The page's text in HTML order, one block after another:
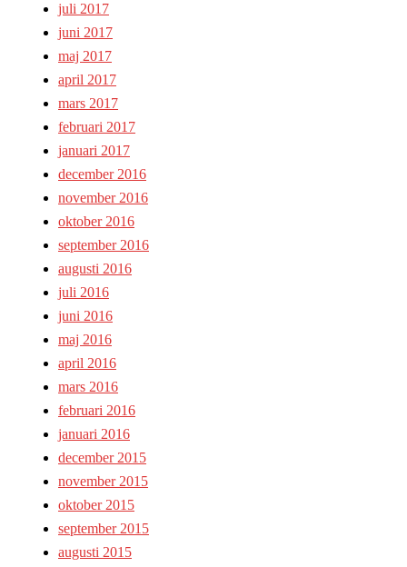
juli 2017
juni 2017
maj 2017
april 2017
mars 2017
februari 2017
januari 2017
december 2016
november 2016
oktober 2016
september 2016
augusti 2016
juli 2016
juni 2016
maj 2016
april 2016
mars 2016
februari 2016
januari 2016
december 2015
november 2015
oktober 2015
september 2015
augusti 2015